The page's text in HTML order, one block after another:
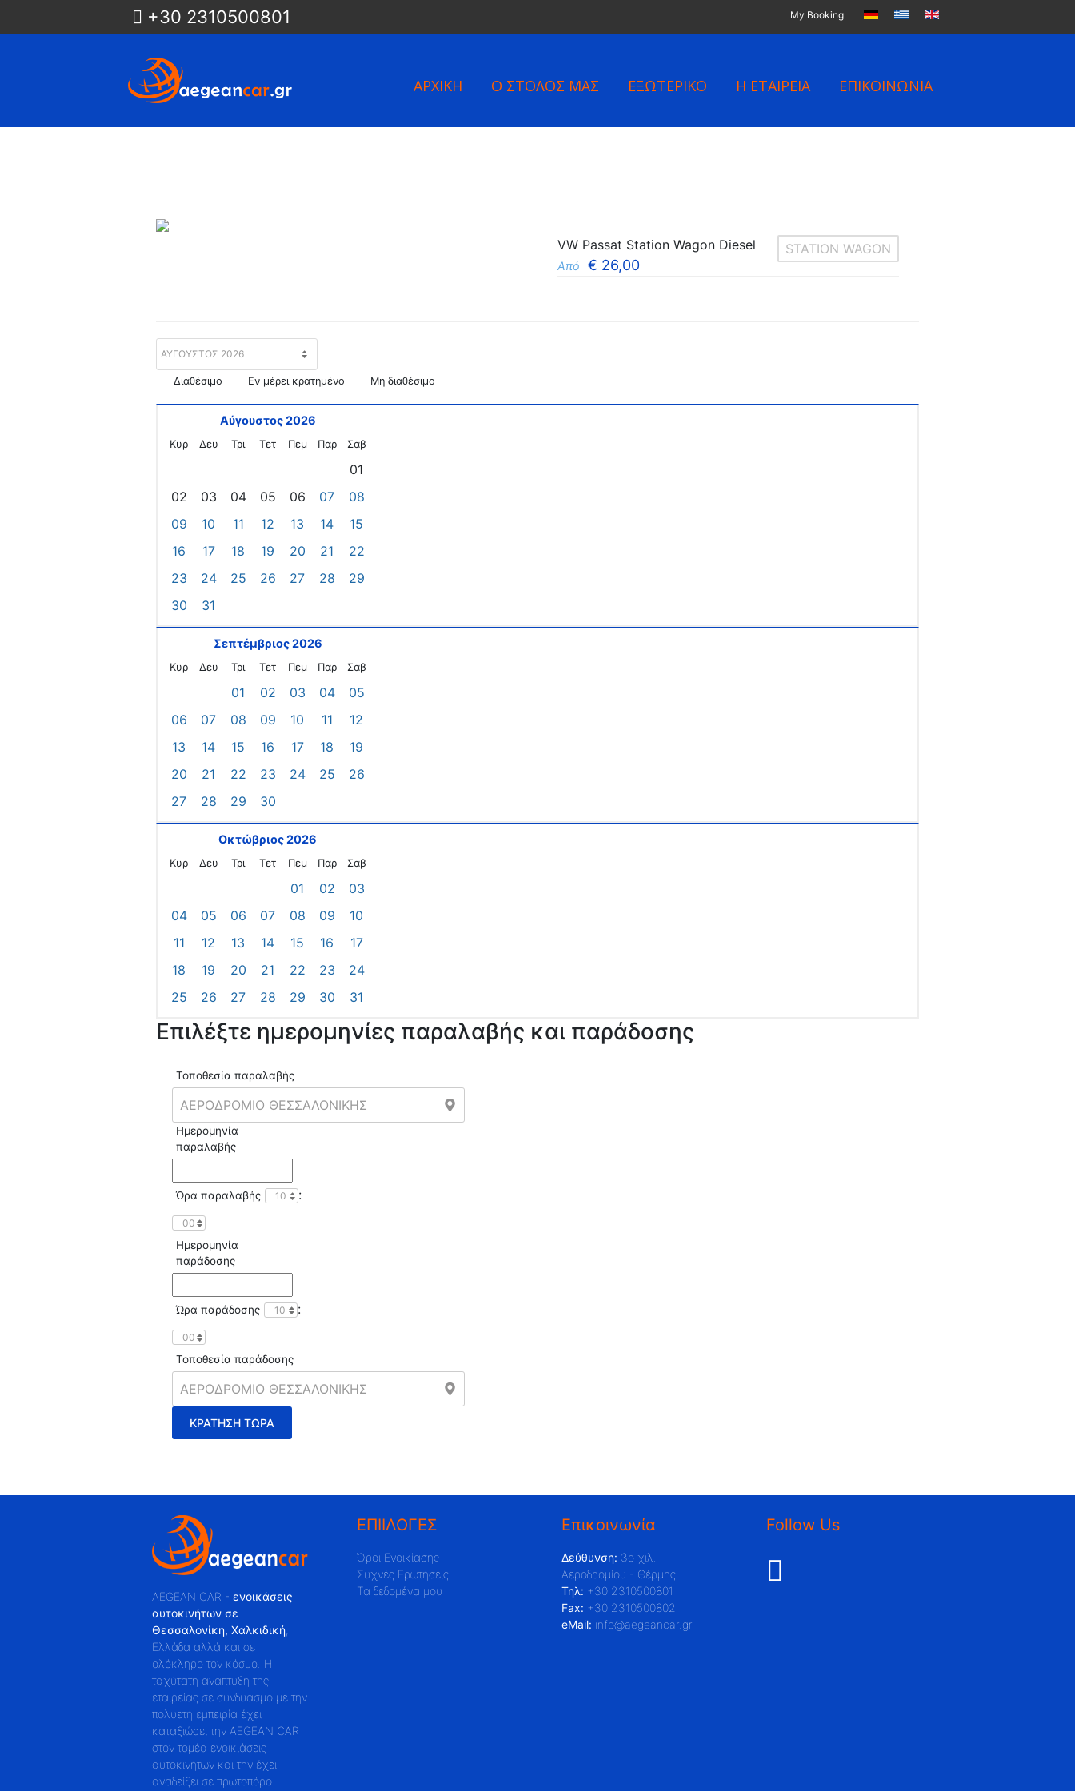
+30 2310500801 My Booking
ΑΡΧΙΚΗ Ο ΣΤΟΛΟΣ ΜΑΣ ΕΞΩΤΕΡΙΚΟ Η ΕΤΑΙΡΕΙΑ ΕΠΙΚΟΙΝΩΝΙΑ
VW Passat Station Wagon Diesel STATION WAGON
Από € 26,00
Διαθέσιμο Εν μέρει κρατημένο Μη διαθέσιμο
Αύγουστος 2026
Κυρ Δευ Τρι Τετ Πεμ Παρ Σαβ
01
02
03 04 05 06 07
08
09
10 11 12 13 14
15
16
17 18 19 20 21
22
23
24 25 26 27 28
29
30
31
Σεπτέμβριος 2026
Κυρ Δευ Τρι Τετ Πεμ Παρ Σαβ
01 02 03 04
05
06
07 08 09 10 11
12
13
14 15 16 17 18
19
20
21 22 23 24 25
26
27
28 29 30
Οκτώβριος 2026
Κυρ Δευ Τρι Τετ Πεμ Παρ Σαβ
01 02
03
04
05 06 07 08 09
10
11
12 13 14 15 16
17
18
19 20 21 22 23
24
25
26 27 28 29 30 31
Επιλέξτε ημερομηνίες παραλαβής και παράδοσης
Τοποθεσία παραλαβής
Ημερομηνία
παραλαβής
Ώρα παραλαβής :
Ημερομηνία
παράδοσης
Ώρα παράδοσης :
Τοποθεσία παράδοσης
AEGEAN CAR - ενοικάσεις
αυτοκινήτων σε
Θεσσαλονίκη, Χαλκιδική
Ελλάδα αλλά και σε
ολόκληρο τον κόσμο. Η
ταχύτατη ανάπτυξη της
εταιρείας σε συνδυασμό με την
πολυετή εμπειρία έχει
καταξιώσει την AEGEAN CAR
στον τομέα ενοικιάσεις
αυτοκινήτων και την έχει
αναδείξει σε πρωτοπόρο.
ΕΠΙΙΛΟΓΕΣ
Όροι Ενοικίασης
Συχνές Ερωτήσεις
Τα δεδομένα μου
Επικοινωνία
Δεύθυνση: 3ο χιλ.
Αεροδρομίου - Θέρμης
Τηλ: +30 2310500801
Fax: +30 2310500802
eMail: info@aegeancar.gr
Follow Us